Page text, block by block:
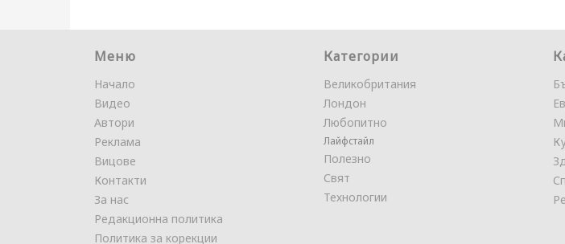
Меню
Начало
Видео
Автори
Реклама
Вицове
Контакти
За нас
Редакционна политика
Политика за корекции
Категории
Великобритания
Лондон
Любопитно
Лайфстайл
Полезно
Свят
Технологии